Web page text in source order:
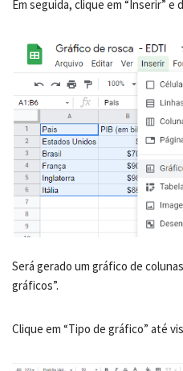
Em seguida, clique em “Inserir” e
Será gerado um gráfico de
gráficos”.
Clique em “Tipo de gráfico” até